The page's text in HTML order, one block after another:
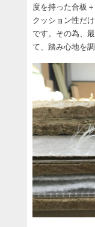
度を持った合板
クッション性だ
です。その為、
て、踏み心地を